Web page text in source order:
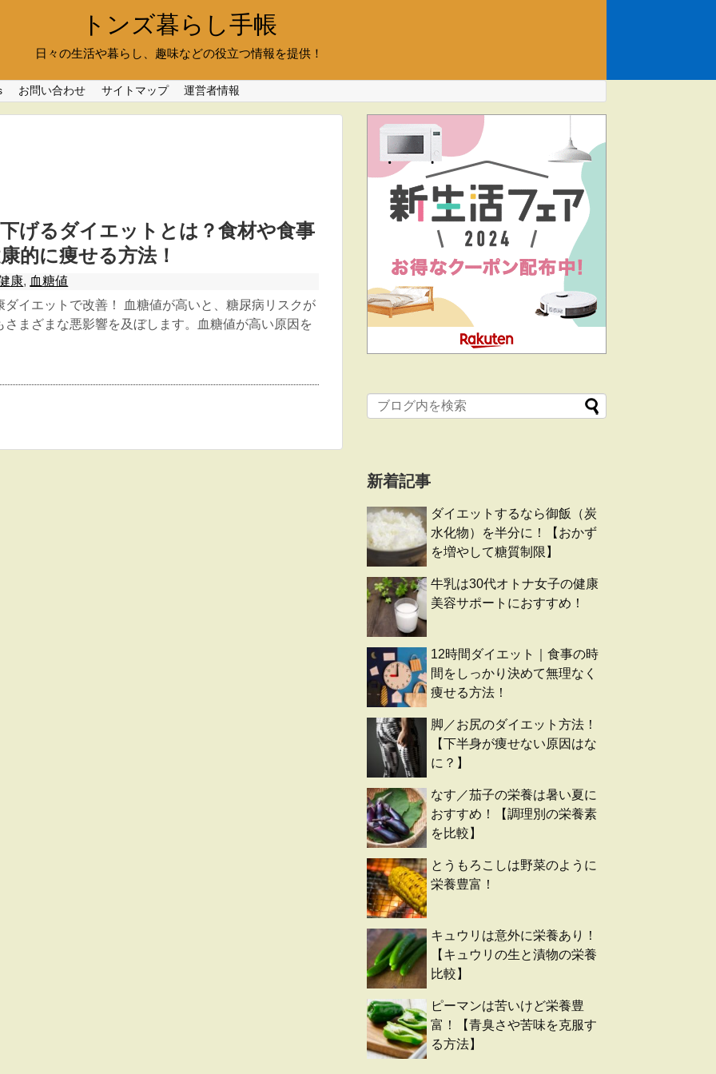
トンズ暮らし手帳
日々の生活や暮らし、趣味などの役立つ情報を提供！
お問い合わせ サイトマップ 運営者情報
げるダイエットとは？食材や食事
的に痩せる方法！
康, 血糖値
ダイエットで改善！ 血糖値が高いと、糖尿病リスクが
さまざまな悪影響を及ぼします。血糖値が高い原因を
新着記事
ダイエットするなら御飯（炭
水化物）を半分に！【おかず
を増やして糖質制限】
牛乳は30代オトナ女子の健康
美容サポートにおすすめ！
12時間ダイエット｜食事の時
間をしっかり決めて無理なく
痩せる方法！
脚／お尻のダイエット方法！
【下半身が痩せない原因はな
に？】
なす／茄子の栄養は暑い夏に
おすすめ！【調理別の栄養素
を比較】
とうもろこしは野菜のように
栄養豊富！
キュウリは意外に栄養あり！
【キュウリの生と漬物の栄養
比較】
ピーマンは苦いけど栄養豊
富！【青臭さや苦味を克服す
る方法】